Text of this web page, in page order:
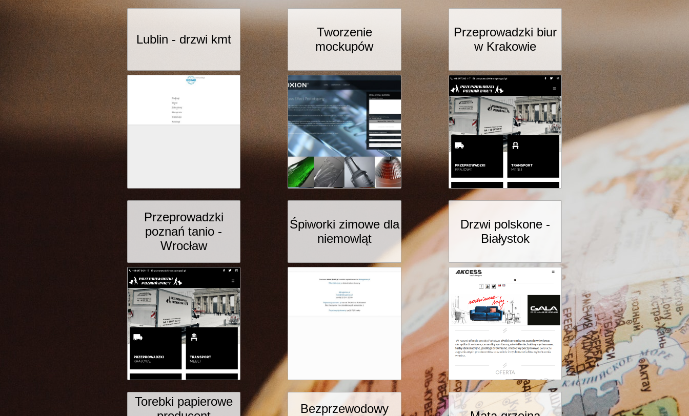
Lublin - drzwi kmt
Tworzenie
mockupów
Przeprowadzki biur
w Krakowie
Przeprowadzki
poznań tanio -
Wrocław
Śpiworki zimowe dla
niemowląt
Drzwi polskone -
Białystok
Torebki papierowe
Bezprzewodowy